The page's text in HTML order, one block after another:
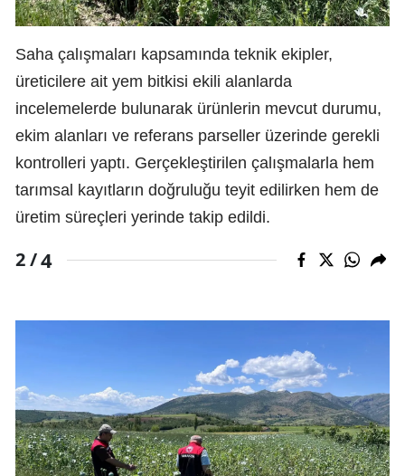
Saha çalışmaları kapsamında teknik ekipler,
üreticilere ait yem bitkisi ekili alanlarda
incelemelerde bulunarak ürünlerin mevcut durumu,
ekim alanları ve referans parseller üzerinde gerekli
kontrolleri yaptı. Gerçekleştirilen çalışmalarla hem
tarımsal kayıtların doğruluğu teyit edilirken hem de
üretim süreçleri yerinde takip edildi.
2 /4